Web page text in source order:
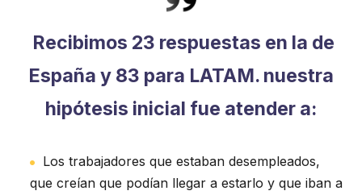
Recibimos 23 respuestas en la de
España y 83 para LATAM. nuestra
hipótesis inicial fue atender a:
Los trabajadores que estaban desempleados,
que creían que podían llegar a estarlo y que iban a